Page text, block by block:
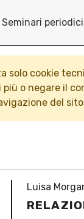
Seminari periodici
solo cookie
più o negare il
del
Luisa